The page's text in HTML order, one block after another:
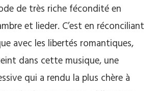
de très riche fécondité en
et lieder. C’est en réconciliant
avec les libertés romantiques,
dans cette musique, une
qui a rendu la plus chère à